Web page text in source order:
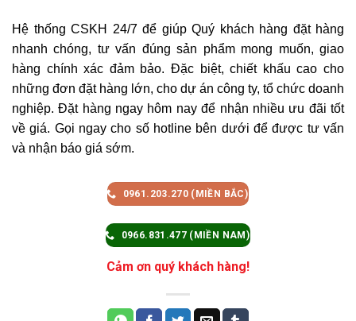
Hệ thống CSKH 24/7 để giúp Quý khách hàng đặt hàng
nhanh chóng, tư vấn đúng sản phẩm mong muốn, giao
hàng chính xác đảm bảo. Đặc biệt, chiết khấu cao cho
những đơn đặt hàng lớn, cho dự án công ty, tổ chức doanh
nghiệp. Đặt hàng ngay hôm nay để nhận nhiều ưu đãi tốt
về giá. Gọi ngay cho số hotline bên dưới để được tư vấn
và nhận báo giá sớm.
0961.203.270 (MIỀN BẮC)
0966.831.477 (MIỀN NAM)
Cảm ơn quý khách hàng!